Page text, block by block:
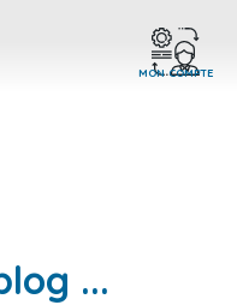
MON COMPTE
...